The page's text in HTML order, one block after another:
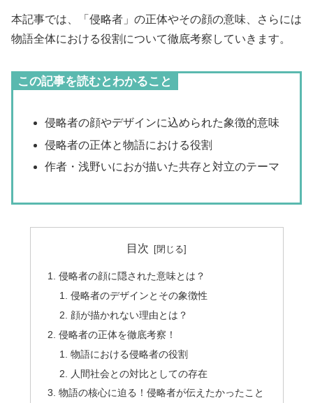
本記事では、「侵略者」の正体やその顔の意味、さらには
物語全体における役割について徹底考察していきます。
この記事を読むとわかること
侵略者の顔やデザインに込められた象徴的意味
侵略者の正体と物語における役割
作者・浅野いにおが描いた共存と対立のテーマ
目次
侵略者の顔に隠された意味とは？
侵略者のデザインとその象徴性
顔が描かれない理由とは？
侵略者の正体を徹底考察！
物語における侵略者の役割
人間社会との対比としての存在
物語の核心に迫る！侵略者が伝えたかったこと